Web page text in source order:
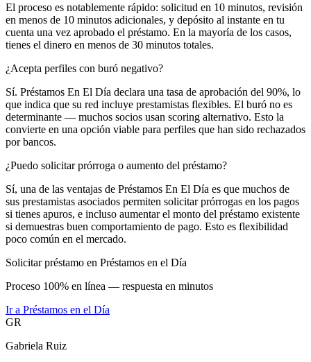
El proceso es notablemente rápido: solicitud en 10 minutos, revisión
en menos de 10 minutos adicionales, y depósito al instante en tu
cuenta una vez aprobado el préstamo. En la mayoría de los casos,
tienes el dinero en menos de 30 minutos totales.
¿Acepta perfiles con buró negativo?
Sí. Préstamos En El Día declara una tasa de aprobación del 90%, lo
que indica que su red incluye prestamistas flexibles. El buró no es
determinante — muchos socios usan scoring alternativo. Esto la
convierte en una opción viable para perfiles que han sido rechazados
por bancos.
¿Puedo solicitar prórroga o aumento del préstamo?
Sí, una de las ventajas de Préstamos En El Día es que muchos de
sus prestamistas asociados permiten solicitar prórrogas en los pagos
si tienes apuros, e incluso aumentar el monto del préstamo existente
si demuestras buen comportamiento de pago. Esto es flexibilidad
poco común en el mercado.
Solicitar préstamo en Préstamos en el Día
Proceso 100% en línea — respuesta en minutos
Ir a Préstamos en el Día
GR
Gabriela Ruiz